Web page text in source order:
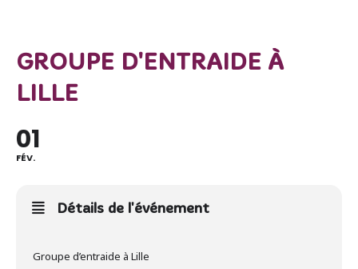
GROUPE D'ENTRAIDE À
LILLE
01
FÉV.
Détails de l'événement
Groupe d’entraide à Lille